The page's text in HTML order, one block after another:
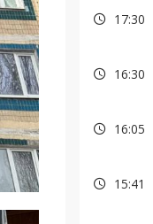
17:30
16:30
16:05
15:41